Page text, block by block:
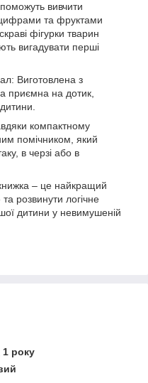
вивчити
та фруктами
фігурки тварин
вигадувати перші
Виготовлена з
приємна на дотик,
компактному
помічником, який
в черзі або в
– це найкращий
розвинути логічне
дитини у невимушеній
1 року